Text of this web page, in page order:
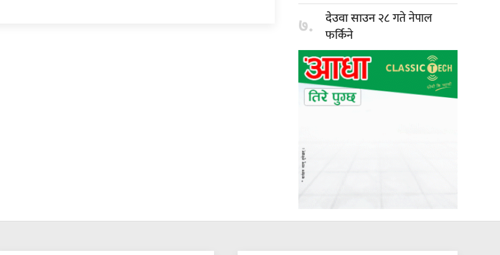
७. देउवा साउन२८ गते नेपाल
फर्किने